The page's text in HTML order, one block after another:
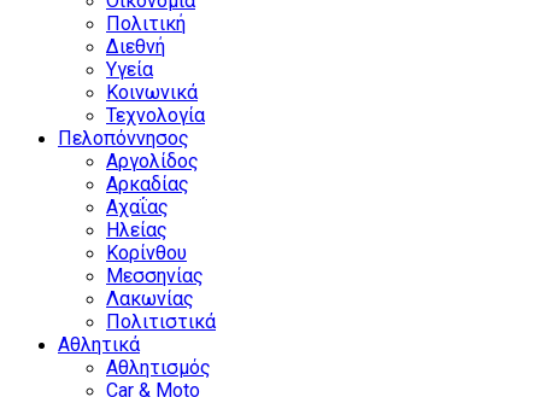
Πολιτική
Διεθνή
Υγεία
Κοινωνικά
Τεχνολογία
Πελοπόννησος
Αργολίδος
Αρκαδίας
Αχαΐας
Ηλείας
Κορίνθου
Μεσσηνίας
Λακωνίας
Πολιτιστικά
Αθλητικά
Αθλητισμός
Car & Moto